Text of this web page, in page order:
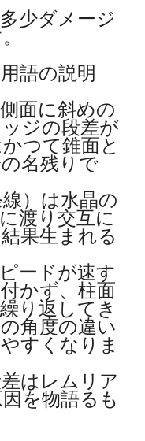
少ダメージ
語の説明
面に斜めの
ジの段差が
つて錐面と
名残りで
）は水晶の
渡り交互に
果生まれる
ードが速す
かず、柱面
り返してき
角度の違い
すくなりま
はレムリア
を物語るも